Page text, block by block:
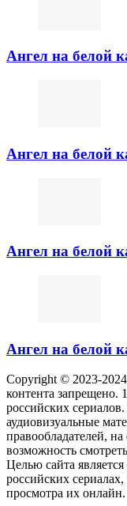
Ангел на белой
Ангел на белой
Ангел на белой
Ангел на белой
Copyright © 2023-
контента запрещено.
российских
аудиовизуальные
правообладателей, на
возможность
Целью сайта
российских
просмотра их онлайн.